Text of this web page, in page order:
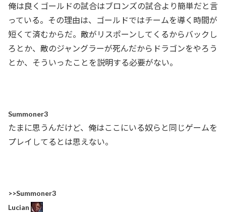
俺は良くゴールドの試合はブロンズの試合より簡単だと言
っている。その理由は、ゴールドではチームを導く時間が
短くて済むからだ。敵がリスポーンしてくるからバックし
ろとか、敵のジャングラーが死んだからドラゴンをやろう
とか、そういったことを説明する必要がない。
Summoner3
たまに思うんだけど、俺はここにいる奴らと同じゲームを
プレイしてるとは思えない。
>>Summoner3
Lucian